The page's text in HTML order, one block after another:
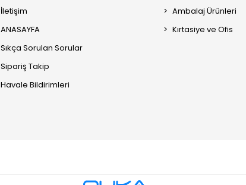
İletişim
ANASAYFA
Sıkça Sorulan Sorular
Sipariş Takip
Havale Bildirimleri
Ambalaj Ürünleri
Kırtasiye ve Ofis